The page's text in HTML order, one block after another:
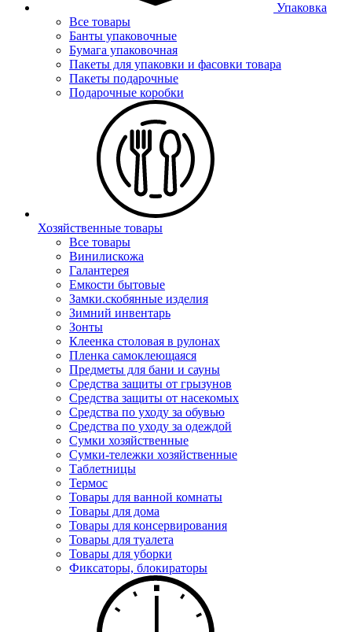
Упаковка
Все товары
Банты упаковочные
Бумага упаковочная
Пакеты для упаковки и фасовки товара
Пакеты подарочные
Подарочные коробки
Хозяйственные товары
Все товары
Винилискожа
Галантерея
Емкости бытовые
Замки.скобянные изделия
Зимний инвентарь
Зонты
Клеенка столовая в рулонах
Пленка самоклеющаяся
Предметы для бани и сауны
Средства защиты от грызунов
Средства защиты от насекомых
Средства по уходу за обувью
Средства по уходу за одеждой
Сумки хозяйственные
Сумки-тележки хозяйственные
Таблетницы
Термос
Товары для ванной комнаты
Товары для дома
Товары для консервирования
Товары для туалета
Товары для уборки
Фиксаторы, блокираторы